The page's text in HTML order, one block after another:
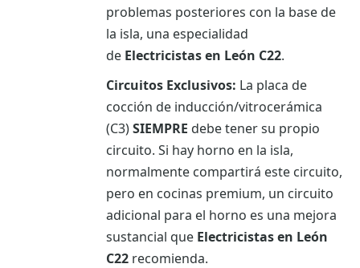
problemas posteriores con la base de
la isla, una especialidad
de Electricistas en León C22.
Circuitos Exclusivos: La placa de
cocción de inducción/vitrocerámica
(C3)SIEMPRE debe tener su propio
circuito. Si hay horno en la isla,
normalmente compartirá este circuito,
pero en cocinas premium, un circuito
adicional para el horno es una mejora
sustancial que Electricistas en León
C22 recomienda.